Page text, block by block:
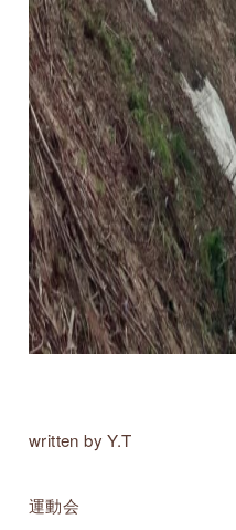
written by Y.T
運動会